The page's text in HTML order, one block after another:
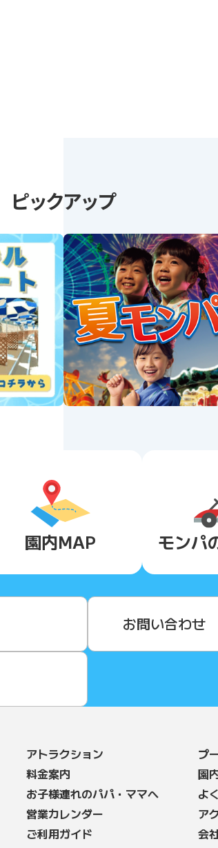
ピックアップ
園内MAP モンパ
お問い合わせ
アトラクション
料⾦案内
お子様連れのパパ・ママへ
営業カレンダー
ご利用ガイド
プ
園
よ
ア
会